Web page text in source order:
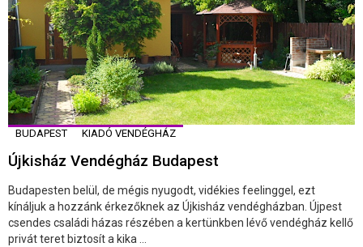
BUDAPEST KIADÓ VENDÉGHÁZ
Újkisház Vendégház Budapest
Budapesten belül, de mégis nyugodt, vidékies feelinggel, ezt
kínáljuk a hozzánk érkezőknek az Újkisház vendégházban. Újpest
csendes családi házas részében a kertünkben lévő vendégház kellő
privát teret biztosít a kika ...